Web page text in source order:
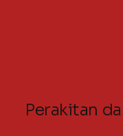
Perakitan